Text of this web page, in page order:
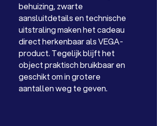
behuizing, zwarte
aansluitdetails en technische
uitstraling maken het cadeau
direct herkenbaar als VEGA-
product. Tegelijk blijft het
object praktisch bruikbaar en
geschikt om in grotere
aantallen weg te geven.